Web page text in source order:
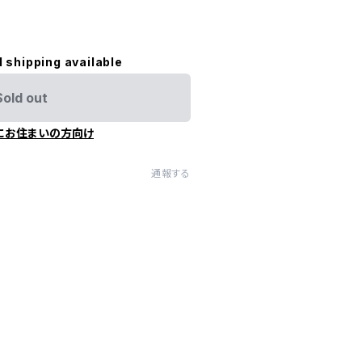
shipping available
out
お住まいの方向け
通報する